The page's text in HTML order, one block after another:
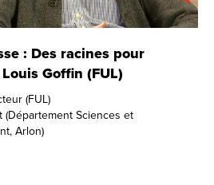
: Des racines pour
Goffin (FUL)
(FUL)
(Département Sciences et
Arlon)